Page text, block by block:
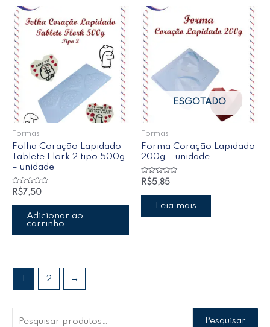
Formas
Folha Coração Lapidado
Tablete Flork 2 tipo 500g
– unidade
Avaliação
0
de
R$7,50
Adicionar ao
carrinho
ESGOTADO
Formas
Forma Coração Lapidado
200g – unidade
Avaliação
0
de
R$5,85
Leia mais
1 2 →
Pesquisar